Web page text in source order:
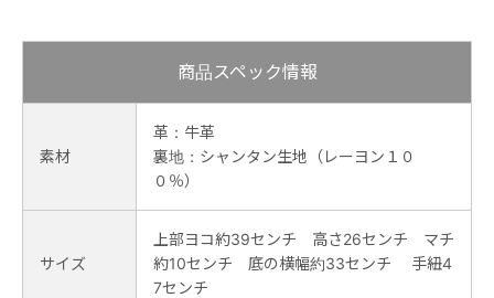
商品スペック情報
素材
革：牛革
裏地：シャンタン生地（レーヨン１０
０％）
サイズ
上部ヨコ約39センチ 高さ26センチ マチ
約10センチ 底の横幅約33センチ 手紐4
7センチ